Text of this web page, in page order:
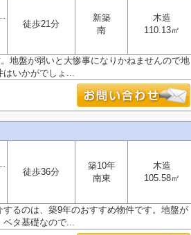
徒歩21分
新築
南
木造
110.13㎡
地盤が弱いと大惨事になりかねませんので地
はいかがでしょ...
徒歩36分
築10年
南東
木造
105.58㎡
るのは、築9年のおすすめ物件です。地盤が
ベタ基礎なので...